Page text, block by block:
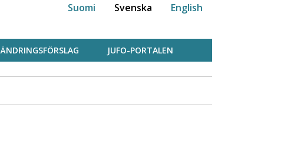
Suomi Svenska English
ÄNDRINGSFÖRSLAG JUFO-PORTALEN